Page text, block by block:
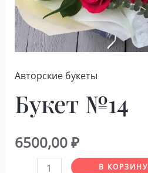
Авторские букеты
Букет №14
6500,00₽
Количество
В КОРЗИНУ